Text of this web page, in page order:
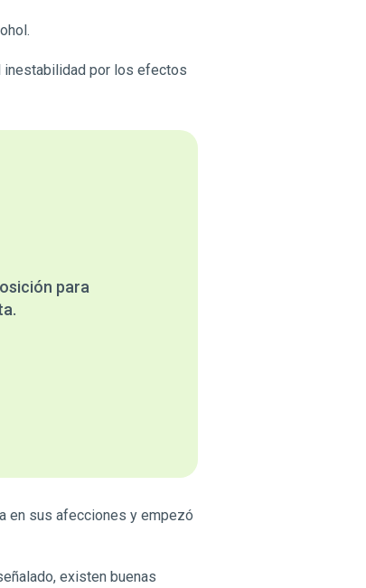
inestabilidad por los efectos
para
en sus afecciones y empezó
existen buenas